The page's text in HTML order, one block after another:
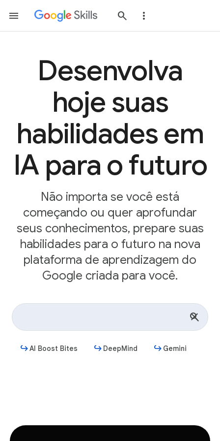
Desenvolva
hoje suas
habilidades em
IA para o futuro
Não importa se você está
começando ou quer aprofundar
seus conhecimentos, prepare suas
habilidades para o futuro na nova
plataforma de aprendizagem do
Google criada para você.
AI Boost Bites DeepMind Gemini